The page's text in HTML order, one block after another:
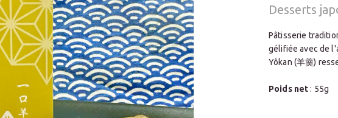
Desserts
Pâtisserie
gélifiée avec de
Yôkan (羊羹)
Poids net: 55g